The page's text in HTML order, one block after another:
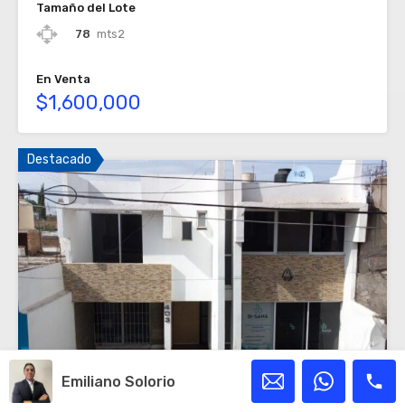
Tamaño del Lote
78 mts2
En Venta
$1,600,000
Destacado
Emiliano Solorio